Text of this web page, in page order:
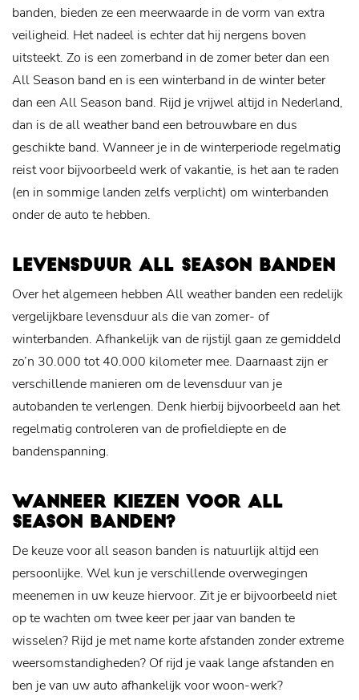
banden, bieden ze een meerwaarde in de vorm van extra
veiligheid. Het nadeel is echter dat hij nergens boven
uitsteekt. Zo is een zomerband in de zomer beter dan een
All Season band en is een winterband in de winter beter
dan een All Season band. Rijd je vrijwel altijd in Nederland,
dan is de all weather band een betrouwbare en dus
geschikte band. Wanneer je in de winterperiode regelmatig
reist voor bijvoorbeeld werk of vakantie, is het aan te raden
(en in sommige landen zelfs verplicht) om winterbanden
onder de auto te hebben.
LEVENSDUUR ALL SEASON BANDEN
Over het algemeen hebben All weather banden een redelijk
vergelijkbare levensduur als die van zomer- of
winterbanden. Afhankelijk van de rijstijl gaan ze gemiddeld
zo’n 30.000 tot 40.000 kilometer mee. Daarnaast zijn er
verschillende manieren om de levensduur van je
autobanden te verlengen. Denk hierbij bijvoorbeeld aan het
regelmatig controleren van de profieldiepte en de
bandenspanning.
WANNEER KIEZEN VOOR ALL
SEASON BANDEN?
De keuze voor all season banden is natuurlijk altijd een
persoonlijke. Wel kun je verschillende overwegingen
meenemen in uw keuze hiervoor. Zit je er bijvoorbeeld niet
op te wachten om twee keer per jaar van banden te
wisselen? Rijd je met name korte afstanden zonder extreme
weersomstandigheden? Of rijd je vaak lange afstanden en
ben je van uw auto afhankelijk voor woon-werk?